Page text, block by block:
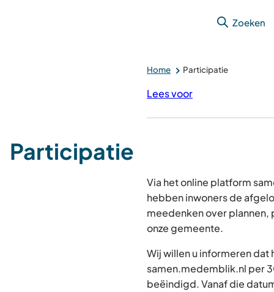
Zoeken
Home Participatie
Lees voor
Participatie
Via het online platform
hebben inwoners de
meedenken over
onze gemeente.
Wij willen u informeren dat
samen.medemblik.nl per
beëindigd. Vanaf die